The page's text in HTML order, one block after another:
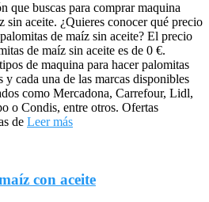
que buscas para comprar maquina
sin aceite. ¿Quieres conocer qué precio
de maíz sin aceite? El precio
de maíz sin aceite es de 0 €.
de maquina para hacer palomitas
y cada una de las marcas disponibles
como Mercadona, Carrefour, Lidl,
o Condis, entre otros. Ofertas
de Leer más
con aceite